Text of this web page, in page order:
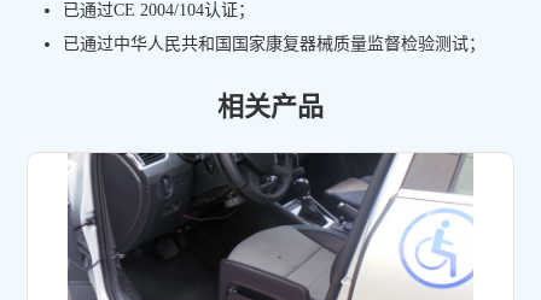
已通过CE 2004/104认证；
已通过中华人民共和国国家康复器械质量监督检验测试；
相关产品